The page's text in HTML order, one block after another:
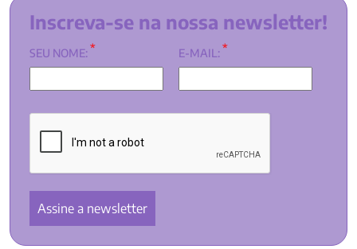
Inscreva-se na nossa newsletter!
SEU NOME:* E-MAIL:*